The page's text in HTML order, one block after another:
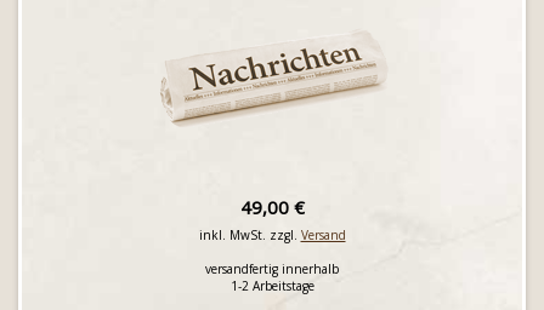
49,00 €
inkl. MwSt. zzgl. Versand
versandfertig innerhalb
1-2 Arbeitstage